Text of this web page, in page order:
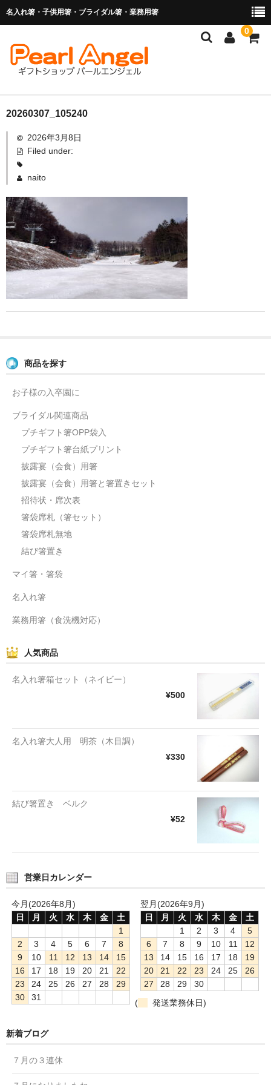
名入れ箸・子供用箸・ブライダル箸・業務用箸
0
商品を探す
お子様の入卒園に
業務用箸（食洗機対応）
マイ箸・箸袋
ご利用ガイド
よくあるご質問
20260307_105240
2026年3月8日
Filed under:
naito
商品を探す
お子様の入卒園に
ブライダル関連商品
プチギフト箸OPP袋入
プチギフト箸台紙プリント
披露宴（会食）用箸
披露宴（会食）用箸と箸置きセット
招待状・席次表
箸袋席札（箸セット）
箸袋席札無地
結び箸置き
マイ箸・箸袋
名入れ箸
業務用箸（食洗機対応）
人気商品
名入れ箸箱セット（ネイビー）
¥500
名入れ箸大人用 明茶（木目調）
¥330
結び箸置き ベルク
¥52
営業日カレンダー
今月(2026年8月)
日
月 火 水 木 金
土
1
2
3 4 5 6 7
8
9
10 11 12 13 14
15
16
17 18 19 20 21
22
23
24 25 26 27 28
29
30
31
翌月(2026年9月)
日
月 火 水 木 金
土
1
2 3 4
5
6
7 8 9 10 11
12
13
14 15 16 17 18
19
20
21 22 23 24 25
26
27
28 29
30
(
発送業務休日)
新着ブログ
７月の３連休